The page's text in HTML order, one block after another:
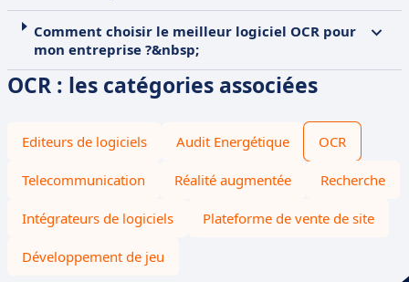
Comment choisir le meilleur logiciel OCR pour
mon entreprise ?&nbsp;
OCR : les catégories associées
Editeurs de logiciels Audit Energétique OCR
Telecommunication Réalité augmentée Recherche
Intégrateurs de logiciels Plateforme de vente de site
Développement de jeu